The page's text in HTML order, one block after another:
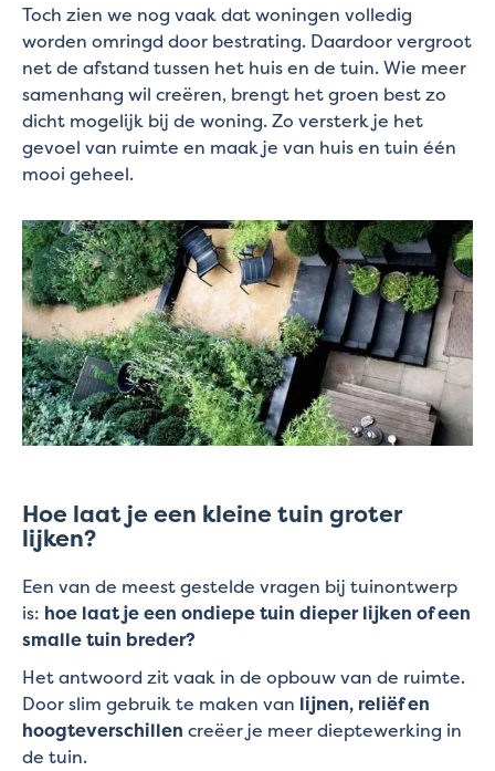
Toch zien we nog vaak dat woningen volledig
worden omringd door bestrating. Daardoor vergroot
net de afstand tussen het huis en de tuin. Wie meer
samenhang wil creëren, brengt het groen best zo
dicht mogelijk bij de woning. Zo versterk je het
gevoel van ruimte en maak je van huis en tuin één
mooi geheel.
Hoe laat je een kleine tuin groter
lijken?
Een van de meest gestelde vragen bij tuinontwerp
is: hoe laat je een ondiepe tuin dieper lijken of een
smalle tuin breder?
Het antwoord zit vaak in de opbouw van de ruimte.
Door slim gebruik te maken van lijnen, reliëf en
hoogteverschillen creëer je meer dieptewerking in
de tuin.